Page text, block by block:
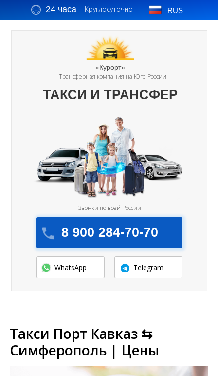
24 часа Круглосуточно RUS
«Курорт»
Трансферная компания на Юге России
8 900 284-70-70
Звонки по всей России
ТАКСИ И ТРАНСФЕР
WhatsApp Telegram
Такси Порт Кавказ ⇆
Симферополь | Цены